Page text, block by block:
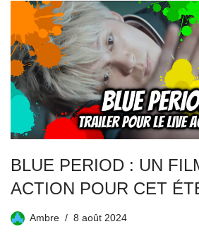
BLUE PERIOD : UN
ACTION POUR CET
Ambre 8 août 2024